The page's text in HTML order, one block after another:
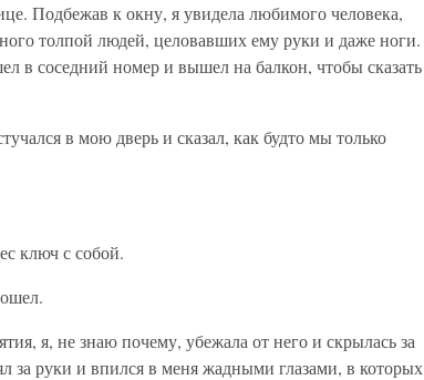
Подбежав к окну, я увидела любимого человека,
толпой людей, целовавших ему руки и даже ноги.
в соседний номер и вышел на балкон, чтобы сказать
в мою дверь и сказал, как будто мы только
ключ с собой.
я, не знаю почему, убежала от него и скрылась за
за руки и впился в меня жадными глазами, в которых